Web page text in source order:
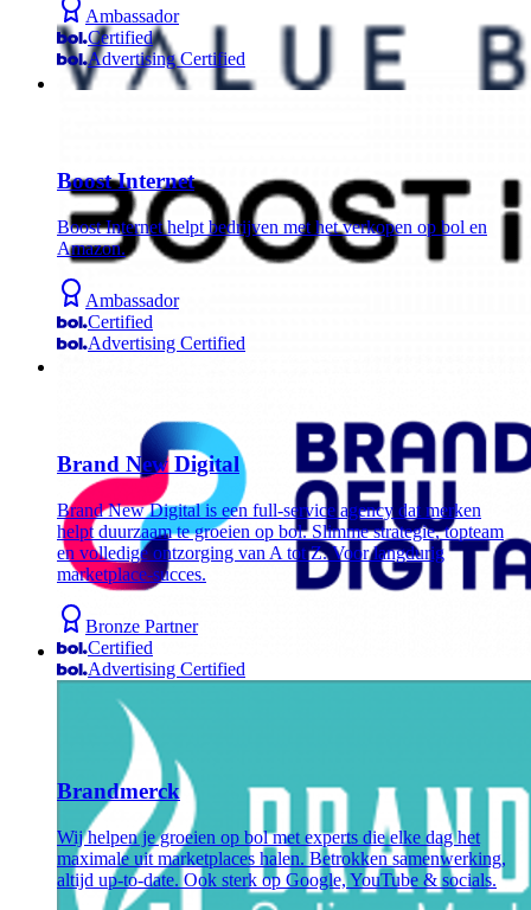
Ambassador
Certified
Advertising Certified
Boost Internet
Boost Internet helpt bedrijven met het verkopen op bol en
Amazon.
Ambassador
Certified
Advertising Certified
Brand New Digital
Brand New Digital is een full-service agency dat merken
helpt duurzaam te groeien op bol. Slimme strategie, topteam
en volledige ontzorging van A tot Z. Voor langdurig
marketplace-succes.
Bronze Partner
Certified
Advertising Certified
Brandmerck
Wij helpen je groeien op bol met experts die elke dag het
maximale uit marketplaces halen. Betrokken samenwerking,
altijd up-to-date. Ook sterk op Google, YouTube & socials.